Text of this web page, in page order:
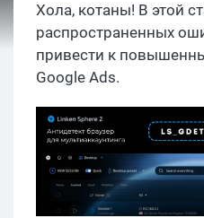
Хола, котаны! В этой
распространенных
привести к
Google Ads.